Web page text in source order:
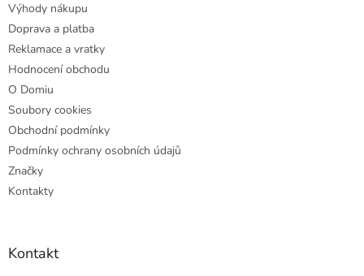
Výhody nákupu
Doprava a platba
Reklamace a vratky
Hodnocení obchodu
O Domiu
Soubory cookies
Obchodní podmínky
Podmínky ochrany osobních údajů
Značky
Kontakty
Kontakt